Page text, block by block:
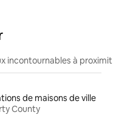
incontournables à
de maisons de ville
County